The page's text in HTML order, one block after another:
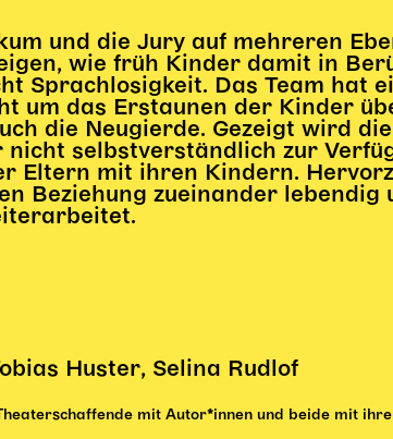
und die Jury auf mehreren
wie früh Kinder damit in
Sprachlosigkeit. Das Team hat
um das Erstaunen der Kinder
die Neugierde. Gezeigt wird
selbstverständlich zur
Eltern mit ihren Kindern.
Beziehung zueinander
Huster, Selina Rudlof
mit Autor*innen und beide mit